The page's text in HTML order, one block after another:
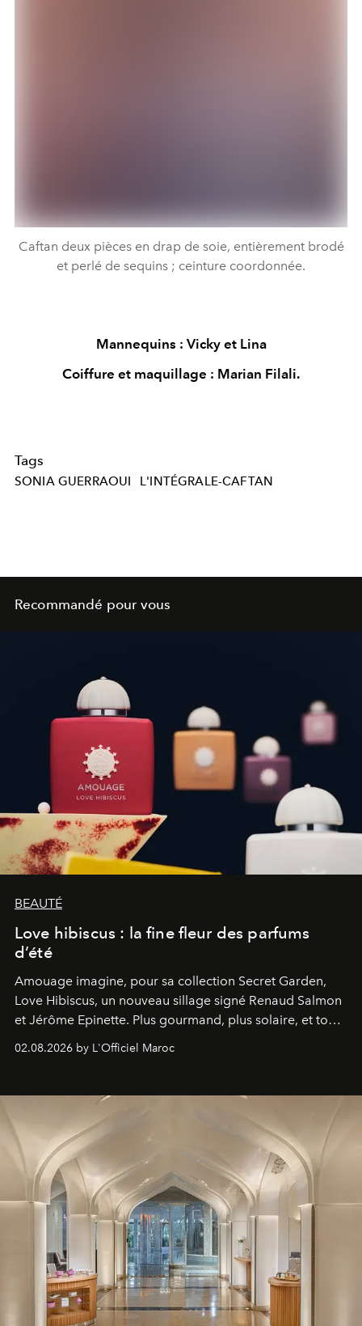
Caftan deux pièces en drap de soie, entièrement brodé
et perlé de sequins ; ceinture coordonnée.
Mannequins : Vicky et Lina
Coiffure et maquillage : Marian Filali.
Tags
SONIA GUERRAOUI L'INTÉGRALE-CAFTAN
Recommandé pour vous
BEAUTÉ
Love hibiscus : la fine fleur des parfums
d’été
Amouage imagine, pour sa collection Secret Garden,
Love Hibiscus, un nouveau sillage signé Renaud Salmon
et Jérôme Epinette. Plus gourmand, plus solaire, et tout
à fait irrésistible.
02.08.2026 by L'Officiel Maroc